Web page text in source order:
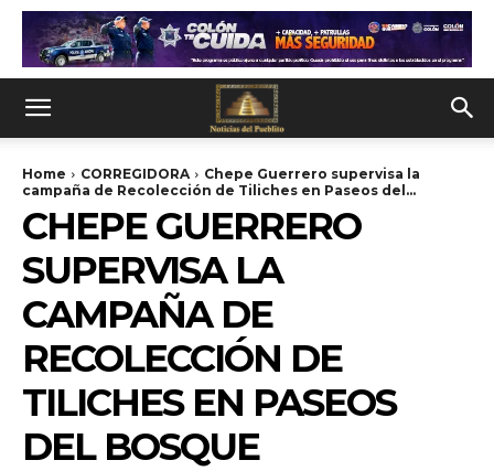
Home CORREGIDORA
Chepe Guerrero supervisa la
campaña de Recolección de Tiliches en Paseos del...
CHEPE GUERRERO
SUPERVISA LA
CAMPAÑA DE
RECOLECCIÓN DE
TILICHES EN PASEOS
DEL BOSQUE